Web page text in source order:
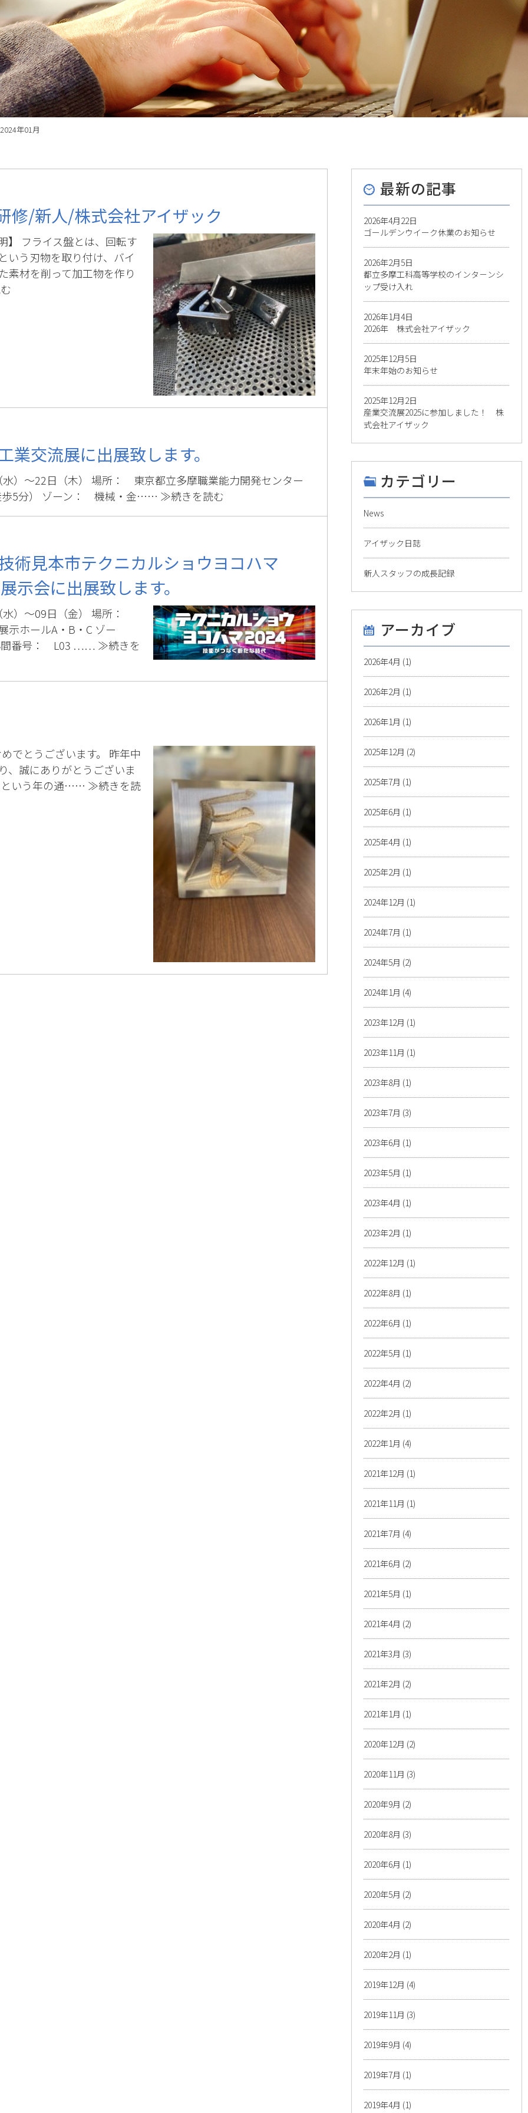
2024年01月
修/新人/株式会社アイザック
】 フライス盤とは、回転す
いう刃物を取り付け、バイ
素材を削って加工物を作り
業交流展に出展致します。
）～22日（木） 場所： 東京都立多摩職業能力開発センター
歩5分） ゾーン： 機械・金…… ≫続きを読む
術見本市テクニカルショウヨコハマ
示会に出展致します。
）～09日（金） 場所：
ホールA・B・C ゾー
間番号： L03 …… ≫続きを
でとうございます。 昨年中
、誠にありがとうございま
という年の通…… ≫続きを読
最新の記事
ゴールデンウイーク休業のお知らせ
2026年4月22日
都立多摩工科高等学校のインタ－ンシ
ップ受け入れ
2026年2月5日
2026年 株式会社アイザック
2026年1月4日
年末年始のお知らせ
2025年12月5日
産業交流展2025に参加しました！ 株
式会社アイザック
2025年12月2日
カテゴリー
News
アイザック日誌
新人スタッフの成長記録
アーカイブ
2026年4月 (1)
2026年2月 (1)
2026年1月 (1)
2025年12月 (2)
2025年7月 (1)
2025年6月 (1)
2025年4月 (1)
2025年2月 (1)
2024年12月 (1)
2024年7月 (1)
2024年5月 (2)
2024年1月 (4)
2023年12月 (1)
2023年11月 (1)
2023年8月 (1)
2023年7月 (3)
2023年6月 (1)
2023年5月 (1)
2023年4月 (1)
2023年2月 (1)
2022年12月 (1)
2022年8月 (1)
2022年6月 (1)
2022年5月 (1)
2022年4月 (2)
2022年2月 (1)
2022年1月 (4)
2021年12月 (1)
2021年11月 (1)
2021年7月 (4)
2021年6月 (2)
2021年5月 (1)
2021年4月 (2)
2021年3月 (3)
2021年2月 (2)
2021年1月 (1)
2020年12月 (2)
2020年11月 (3)
2020年9月 (2)
2020年8月 (3)
2020年6月 (1)
2020年5月 (2)
2020年4月 (2)
2020年2月 (1)
2019年12月 (4)
2019年11月 (3)
2019年9月 (4)
2019年7月 (1)
2019年4月 (1)